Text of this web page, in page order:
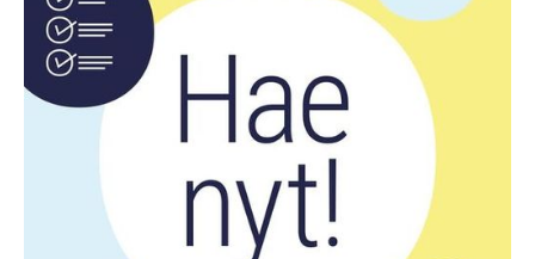
Rahoitus Digitalisaatio
CreaDemon ja DigiDemon demoavustusten haku
on auki